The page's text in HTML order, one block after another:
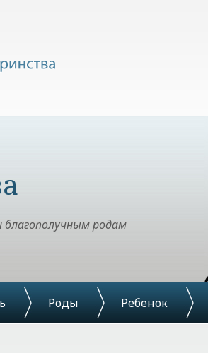
благополучным родам
Роды Ребенок